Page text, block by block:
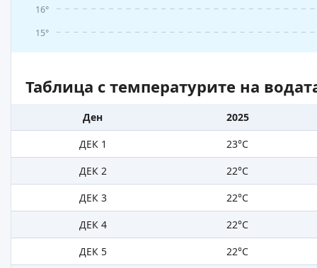
15°
16°
Таблица с температурите на
Ден
2025
ДЕК 1
23°C
ДЕК 2
22°C
ДЕК 3
22°C
ДЕК 4
22°C
ДЕК 5
22°C